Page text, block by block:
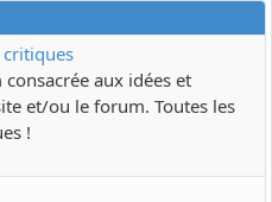
aux idées et
et/ou le forum. Toutes les
!